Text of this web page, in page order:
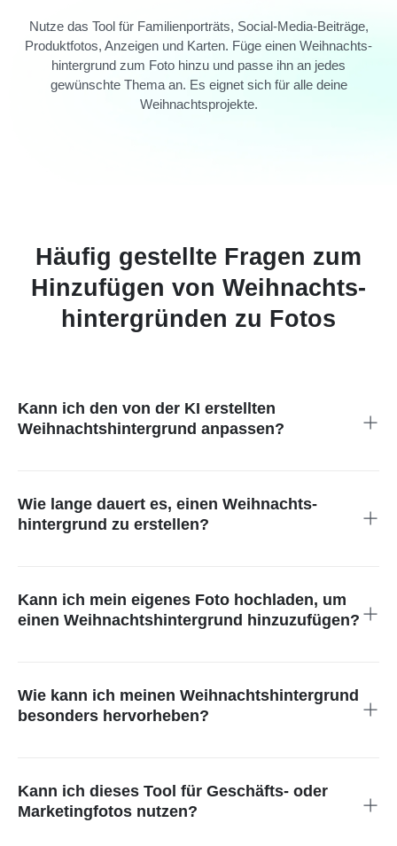
Nutze das Tool für Familienporträts, Social-Media-Beiträge,
Produktfotos, Anzeigen und Karten. Füge einen Weihnachts­
hintergrund zum Foto hinzu und passe ihn an jedes
gewünschte Thema an. Es eignet sich für alle deine
Weihnachtsprojekte.
Häufig gestellte Fragen zum
Hinzufügen von Weihnachts­
hintergründen zu Fotos
Kann ich den von der KI erstellten
Weihnachts­hintergrund anpassen?
Farben, Stimmungen oder Umgebungen, die zu deiner Idee
passen. Einfache Worte reichen aus, damit die KI den
gewünschten Look erstellt.
Wie lange dauert es, einen Weihnachts­
hintergrund zu erstellen?
Ergebnisse sofort ansehen. So lassen sich verschiedene
Looks testen, bevor du deine Lieblingsversion speicherst.
Kann ich mein eigenes Foto hochladen, um
einen Weihnachts­hintergrund hinzuzufügen?
Die KI aktualisiert den Hintergrund sofort und bietet festliche
Designs, die zu deinem Bild passen.
Wie kann ich meinen Weihnachts­hintergrund
besonders hervorheben?
mit warmem Licht oder wähle kräftige rote und grüne Farben.
Teste die KI-Versionen und entscheide dich für die stärkste
Wirkung.
Kann ich dieses Tool für Geschäfts- oder
Marketingfotos nutzen?